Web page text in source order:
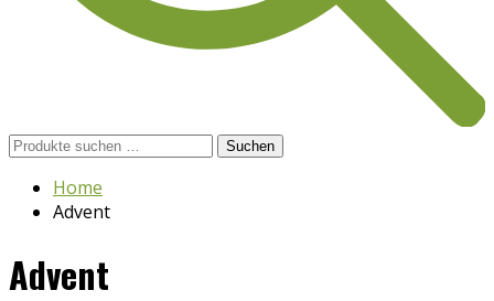
Suchen
Suchen
Home
Advent
Advent